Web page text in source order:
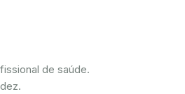
de saúde.